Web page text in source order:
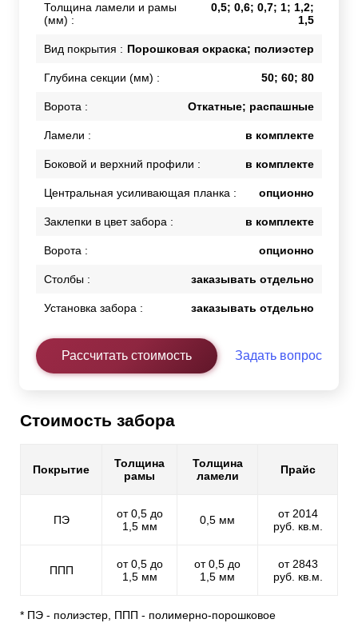
Толщина ламели и рамы
(мм) :
0,5; 0,6; 0,7; 1; 1,2;
1,5
Вид покрытия : Порошковая окраска; полиэстер
Глубина секции (мм) : 50; 60; 80
Ворота : Откатные; распашные
Ламели : в комплекте
Боковой и верхний профили : в комплекте
Центральная усиливающая планка : опционно
Заклепки в цвет забора : в комплекте
Ворота : опционно
Столбы : заказывать отдельно
Установка забора : заказывать отдельно
Рассчитать стоимость Задать вопрос
Стоимость забора
Покрытие
Толщина
рамы
Толщина
ламели
Прайс
ПЭ
от 0,5 до
1,5 мм
0,5 мм
от 2014
руб. кв.м.
ППП
от 0,5 до
1,5 мм
от 0,5 до
1,5 мм
от 2843
руб. кв.м.
* ПЭ - полиэстер, ППП - полимерно-порошковое